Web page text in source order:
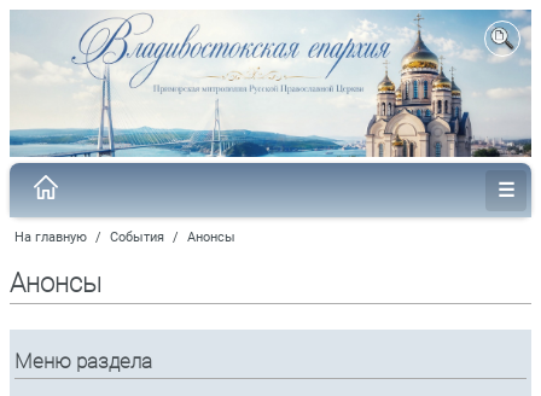
На главную / События / Анонсы
Анонсы
Меню раздела